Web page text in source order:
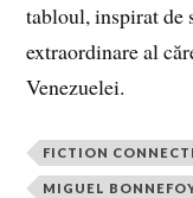
tabloul, inspirat
extraordinare al
Venezuelei.
FICTION
MIGUEL